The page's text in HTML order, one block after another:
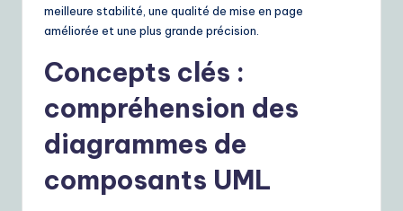
S
lu
ti
meilleure stabilité, une qualité de mise en page
améliorée et une plus grande précision.
Concepts clés :
compréhension des
diagrammes de
composants UML